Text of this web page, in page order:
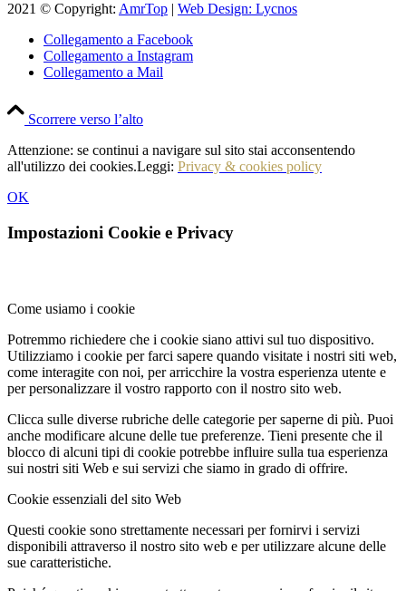
2021 © Copyright: AmrTop | Web Design: Lycnos
Collegamento a Facebook
Collegamento a Instagram
Collegamento a Mail
Scorrere verso l’alto
Attenzione: se continui a navigare sul sito stai acconsentendo
all'utilizzo dei cookies.Leggi: Privacy & cookies policy
OK
Impostazioni Cookie e Privacy
Come usiamo i cookie
Potremmo richiedere che i cookie siano attivi sul tuo dispositivo.
Utilizziamo i cookie per farci sapere quando visitate i nostri siti web,
come interagite con noi, per arricchire la vostra esperienza utente e
per personalizzare il vostro rapporto con il nostro sito web.
Clicca sulle diverse rubriche delle categorie per saperne di più. Puoi
anche modificare alcune delle tue preferenze. Tieni presente che il
blocco di alcuni tipi di cookie potrebbe influire sulla tua esperienza
sui nostri siti Web e sui servizi che siamo in grado di offrire.
Cookie essenziali del sito Web
Questi cookie sono strettamente necessari per fornirvi i servizi
disponibili attraverso il nostro sito web e per utilizzare alcune delle
sue caratteristiche.